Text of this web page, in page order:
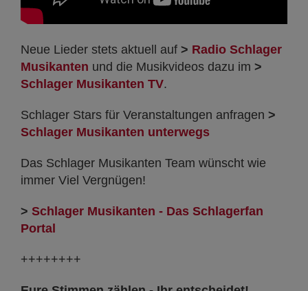
Neue Lieder stets aktuell auf > Radio Schlager
Musikanten und die Musikvideos dazu im >
Schlager Musikanten TV.
Schlager Stars für Veranstaltungen anfragen >
Schlager Musikanten unterwegs
Das Schlager Musikanten Team wünscht wie
immer Viel Vergnügen!
> Schlager Musikanten - Das Schlagerfan
Portal
++++++++